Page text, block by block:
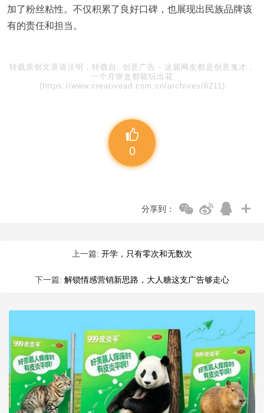
加了粉丝粘性。不仅积累了良好口碑，也展现出民族品牌该
有的责任和担当。
转载原创文章请注明，转载自: 创意广告 - 这届网友都是创意鬼才，
一个月饼盒都能玩出花
(https://www.creativead.com.cn/archives/6211)
0
分享到：
上一篇: 开学，只有零次和无数次
下一篇: 解锁情感营销新思路，大人糖这支广告够走心